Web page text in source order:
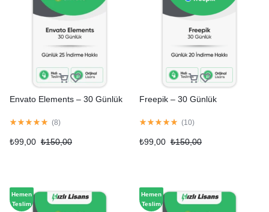
Envato Elements – 30 Günlük
(8)
₺150,00
₺99,00
Freepik – 30 Günlük
(10)
₺150,00
₺99,00
Hemen
Teslim
Hemen
Teslim